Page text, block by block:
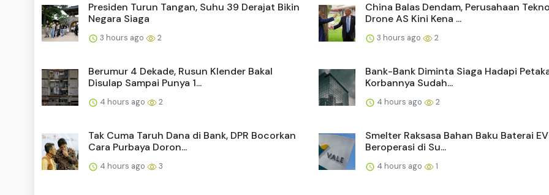
Presiden Turun Tangan, Suhu 39 Derajat Bikin
Negara Siaga
3 hours ago 2
China Balas Dendam, Perusahaan
Drone AS Kini Kena ...
3 hours ago 2
Berumur 4 Dekade, Rusun Klender Bakal
Disulap Sampai Punya 1...
4 hours ago 2
Bank-Bank Diminta Siaga Hadapi
Korbannya Sudah...
4 hours ago 2
Tak Cuma Taruh Dana di Bank, DPR Bocorkan
Cara Purbaya Doron...
4 hours ago 3
Smelter Raksasa Bahan Baku Baterai
Beroperasi di Su...
4 hours ago 1